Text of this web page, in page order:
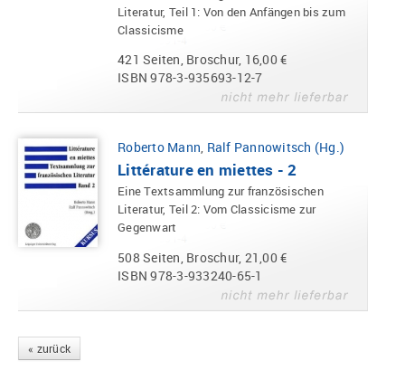
Literatur, Teil 1: Von den Anfängen bis zum
Classicisme
421 Seiten, Broschur, 16,00 €
ISBN 978-3-935693-12-7
Roberto Mann, Ralf Pannowitsch (Hg.)
Littérature en miettes - 2
Eine Textsammlung zur französischen
Literatur, Teil 2: Vom Classicisme zur
Gegenwart
508 Seiten, Broschur, 21,00 €
ISBN 978-3-933240-65-1
« zurück